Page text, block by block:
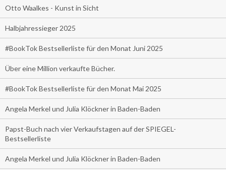
Otto Waalkes - Kunst in Sicht
Halbjahressieger 2025
#BookTok Bestsellerliste für den Monat Juni 2025
Über eine Million verkaufte Bücher.
#BookTok Bestsellerliste für den Monat Mai 2025
Angela Merkel und Julia Klöckner in Baden-Baden
Papst-Buch nach vier Verkaufstagen auf der SPIEGEL-
Bestsellerliste
Angela Merkel und Julia Klöckner in Baden-Baden